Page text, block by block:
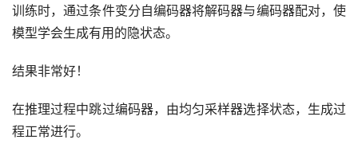
训练时，通过条件变分自编码器将解码器与编码器配对，使
模型学会生成有用的隐状态。
结果非常好！
在推理过程中跳过编码器，由均匀采样器选择状态，生成过
程正常进行。